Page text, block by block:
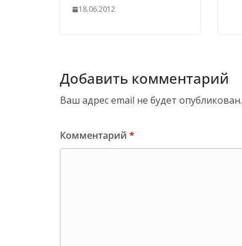
18.06.2012
Добавить комментарий
Ваш адрес email не будет опубликован.
Комментарий *